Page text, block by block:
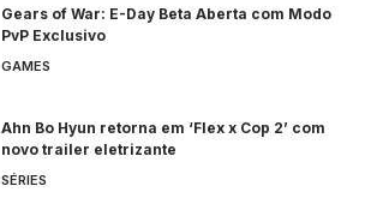
Gears of War: E-Day Beta Aberta com Modo
PvP Exclusivo
GAMES
Ahn Bo Hyun retorna em ‘Flex x Cop 2’ com
novo trailer eletrizante
SÉRIES